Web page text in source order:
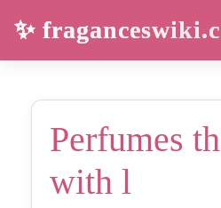
✨
Perfumes
with l